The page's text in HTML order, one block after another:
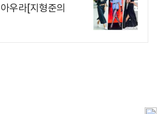
우라[지형준의